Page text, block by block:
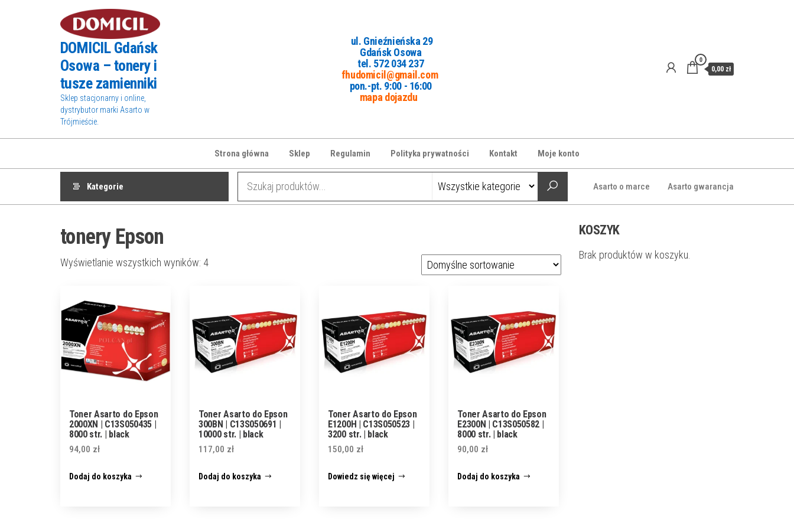
DOMICIL Gdańsk
Osowa – tonery i
tusze zamienniki
Sklep stacjonarny i online,
dystrybutor marki Asarto w
Trójmieście.
ul. Gnieźnieńska 29
Gdańsk Osowa
tel. 572 034 237
fhudomicil@gmail.com
pon.-pt. 9:00 - 16:00
mapa dojazdu
0
0,00 zł
Strona główna Sklep Regulamin Polityka prywatności Kontakt Moje konto
Kategorie Asarto o marce Asarto gwarancja
tonery Epson
Wyświetlanie wszystkich wyników: 4
Toner Asarto do Epson
2000XN | C13S050435 |
8000 str. | black
94,00 zł
Dodaj do koszyka
Toner Asarto do Epson
300BN | C13S050691 |
10000 str. | black
117,00 zł
Dodaj do koszyka
Toner Asarto do Epson
E1200H | C13S050523 |
3200 str. | black
150,00 zł
Dowiedz się więcej
Toner Asarto do Epson
E2300N | C13S050582 |
8000 str. | black
90,00 zł
Dodaj do koszyka
KOSZYK
Brak produktów w koszyku.